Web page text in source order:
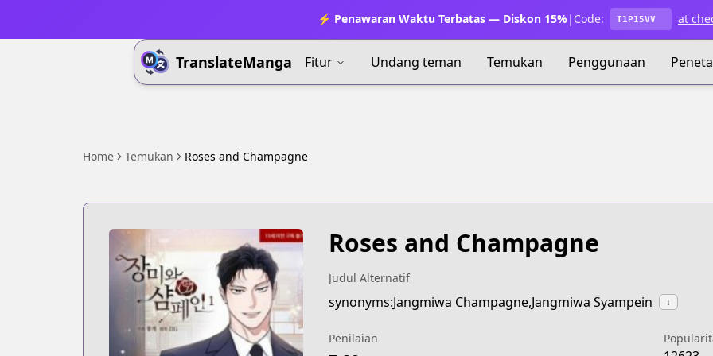
⚡ Penawaran Waktu Terbatas — Diskon 15%| Code: T1P15VV at
TranslateManga Fitur Undang teman Temukan Penggunaan
Home Temukan Roses and Champagne
Roses and Champagne
Judul Alternatif
synonyms:Jangmiwa Champagne,Jangmiwa Syampein ↓
Penilaian